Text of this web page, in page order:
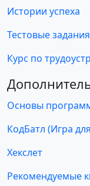
Истории успеха
Тестовые задания
Курс по
Основы
КодБатл (Игра
Хекслет
Рекомендуемые